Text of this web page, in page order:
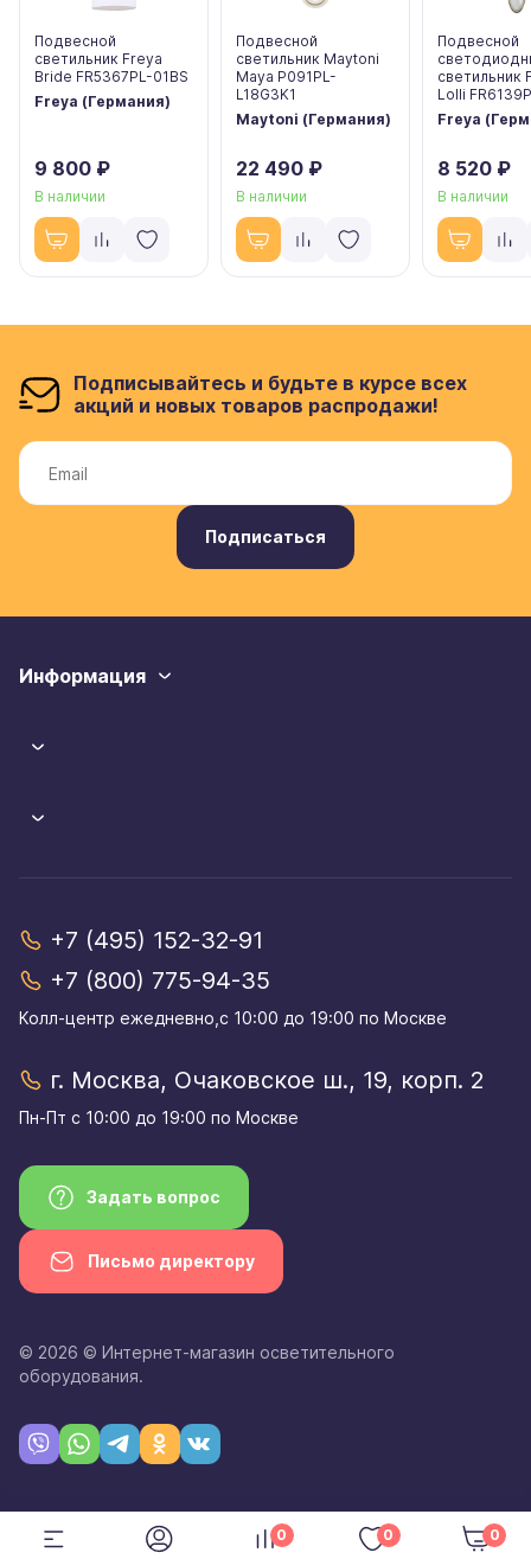
Подвесной
светильник Freya
Bride FR5367PL-01BS
Freya (Германия)
9 800 ₽
В наличии
Подвесной
светильник Maytoni
Maya P091PL-
L18G3K1
Maytoni (Германия)
22 490 ₽
В наличии
Подвесной
светильник
Lolli
Freya
8 520 ₽
В наличии
Подписывайтесь и будьте в курсе всех
акций и новых товаров распродажи!
Подписаться
Информация
+7 (495) 152-32-91
+7 (800) 775-94-35
Колл-центр eжедневно,с 10:00 до 19:00 по Москве
г. Москва, Очаковское ш., 19, корп. 2
Пн-Пт с 10:00 до 19:00 по Москве
Задать вопрос
Письмо директору
© 2026 © Интернет-магазин осветительного
оборудования.
0 0 0